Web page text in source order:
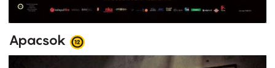
Apacsok